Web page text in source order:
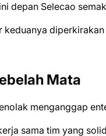
depan Selecao
Mata
menganggap
sama tim yang